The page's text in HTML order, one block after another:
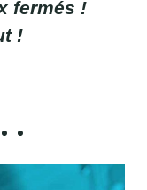
fermés !
!